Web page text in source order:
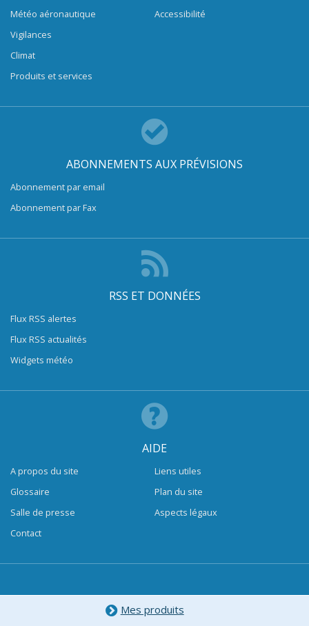
Météo aéronautique
Vigilances
Climat
Produits et services
Accessibilité
ABONNEMENTS AUX PRÉVISIONS
Abonnement par email
Abonnement par Fax
RSS ET DONNÉES
Flux RSS alertes
Flux RSS actualités
Widgets météo
AIDE
A propos du site
Glossaire
Salle de presse
Contact
Liens utiles
Plan du site
Aspects légaux
Mes produits